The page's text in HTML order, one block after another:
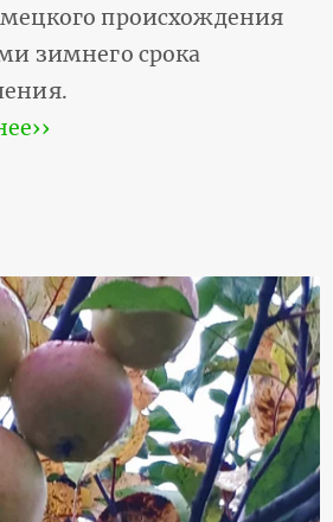
происхождения
зимнего срока